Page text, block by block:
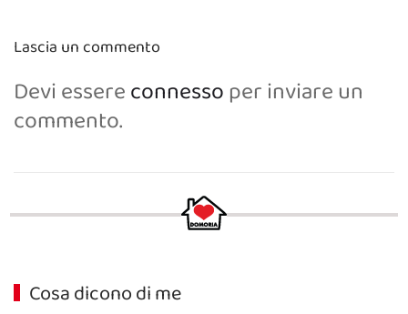
Lascia un commento
Devi essereconnessoper inviare un
commento.
Cosa dicono di me